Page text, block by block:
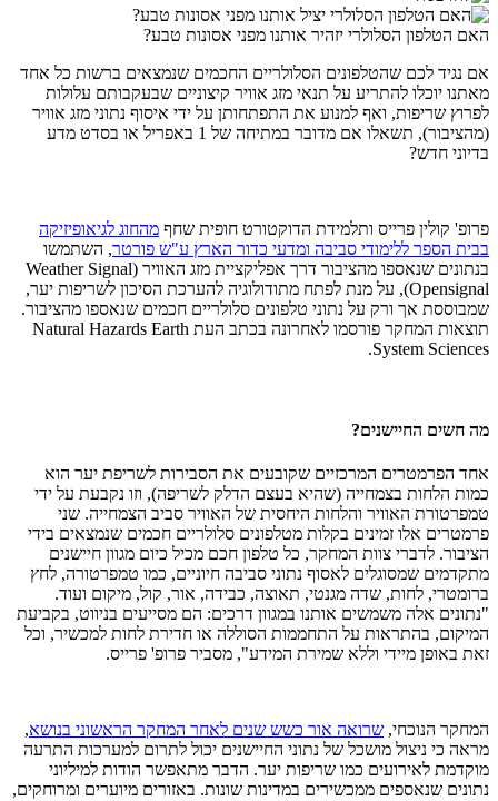
האם הטלפון הסלולרי יזהיר אותנו מפני אסונות טבע?
אם נגיד לכם שהטלפונים הסלולריים החכמים שנמצאים ברשות כל אחד
מאתנו יוכלו להתריע על תנאי מזג אוויר קיצוניים שבעקבותם עלולות
לפרוץ שריפות, ואף למנוע את התפתחותן על ידי איסוף נתוני מזג אוויר
(מהציבור), תשאלו אם מדובר במתיחה של 1 באפריל או בסדט מדע
בדיוני חדש?
פרופ' קולין פרייס ותלמידת הדוקטורט חופית שחף מהחוג לגיאופיזיקה
בבית הספר ללימודי סביבה ומדעי כדור הארץ ע"ש פורטר, השתמשו
בנתונים שנאספו מהציבור דרך אפליקציית מזג האוויר (Weather Signal
Opensignal), על מנת לפתח מתודולוגיה להערכת הסיכון לשריפות יער,
שמבוססת אך ורק על נתוני טלפונים סלולריים חכמים שנאספו מהציבור.
תוצאות המחקר פורסמו לאחרונה בכתב העת Natural Hazards Earth
System Sciences.
מה חשים החיישנים?
אחד הפרמטרים המרכזיים שקובעים את הסבירות לשריפת יער הוא
כמות הלחות בצמחייה (שהיא בעצם הדלק לשריפה), וזו נקבעת על ידי
טמפרטורת האוויר והלחות היחסית של האוויר סביב הצמחייה. שני
פרמטרים אלו זמינים בקלות מטלפונים סלולריים חכמים שנמצאים בידי
הציבור. לדברי צוות המחקר, כל טלפון חכם מכיל כיום מגוון חיישנים
מתקדמים שמסוגלים לאסוף נתוני סביבה חיוניים, כמו טמפרטורה, לחץ
ברומטרי, לחות, שדה מגנטי, תאוצה, כבידה, אור, קול, מיקום ועוד.
"נתונים אלה משמשים אותנו במגוון דרכים: הם מסייעים בניווט, בקביעת
המיקום, בהתראות על התחממות הסוללה או חדירת לחות למכשיר, וכל
זאת באופן מיידי וללא שמירת המידע", מסביר פרופ' פרייס.
המחקר הנוכחי, שרואה אור כשש שנים לאחר המחקר הראשוני בנושא,
מראה כי ניצול מושכל של נתוני החיישנים יכול לתרום למערכות התרעה
מוקדמת לאירועים כמו שריפות יער. הדבר מתאפשר הודות למיליוני
נתונים שנאספים ממכשירים במדינות שונות. באזורים מיוערים ומרוחקים,